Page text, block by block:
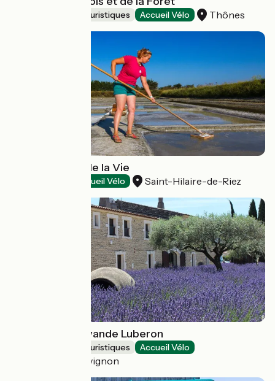
Musées et sites touristiques Accueil Vélo Thônes
Marais salants de la Vie
Accueil Vélo Saint-Hilaire-de-Riez
Musée de la Lavande Luberon
Musées et sites touristiques Accueil Vélo
Cabrières-d'Avignon